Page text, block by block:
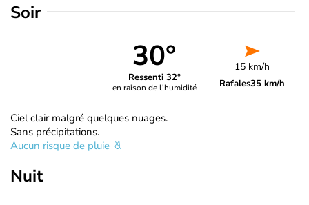
Soir
30°
Ressenti 32°
en raison de l'humidité
15 km/h
Rafales35 km/h
Ciel clair malgré quelques nuages.
Sans précipitations.
Aucun risque de pluie
Nuit